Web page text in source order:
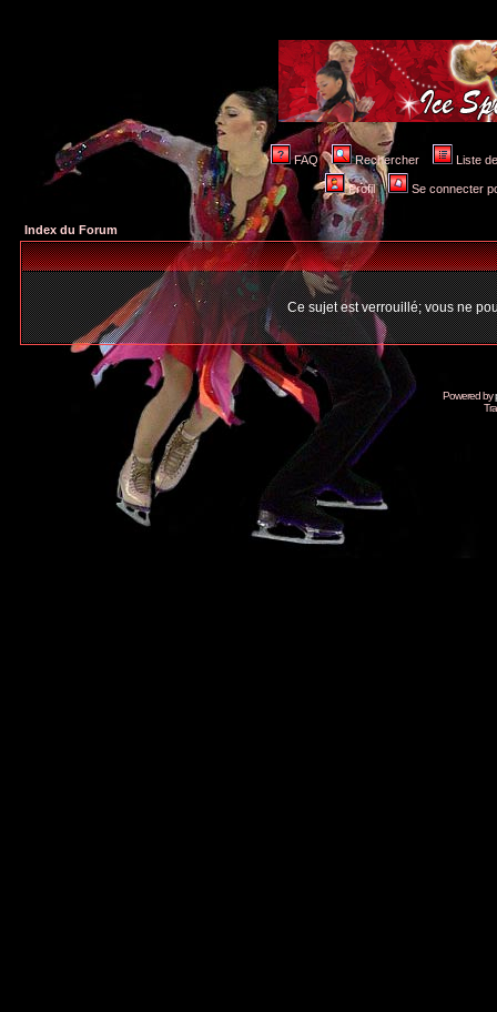
FAQ Rechercher Liste
Profil Se connecter
Index du Forum
Ce sujet est verrouillé; vous ne
Powered by